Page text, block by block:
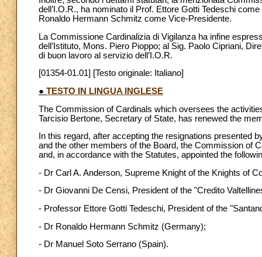
dell’I.O.R., ha nominato il Prof. Ettore Gotti Tedeschi
Ronaldo Hermann Schmitz come Vice-Presidente.
La Commissione Cardinalizia di Vigilanza ha infine
dell’Istituto, Mons. Piero Pioppo; al Sig. Paolo Cipriani,
di buon lavoro al servizio dell’I.O.R.
[01354-01.01] [Testo originale: Italiano]
● TESTO IN LINGUA INGLESE
The Commission of Cardinals which oversees the
Tarcisio Bertone, Secretary of State, has renewed the
In this regard, after accepting the resignations presented
and the other members of the Board, the Commission of
and, in accordance with the Statutes, appointed the
- Dr Carl A. Anderson, Supreme Knight of the Knights of
- Dr Giovanni De Censi, President of the "Credito
- Professor Ettore Gotti Tedeschi, President of the
- Dr Ronaldo Hermann Schmitz (Germany);
- Dr Manuel Soto Serrano (Spain).